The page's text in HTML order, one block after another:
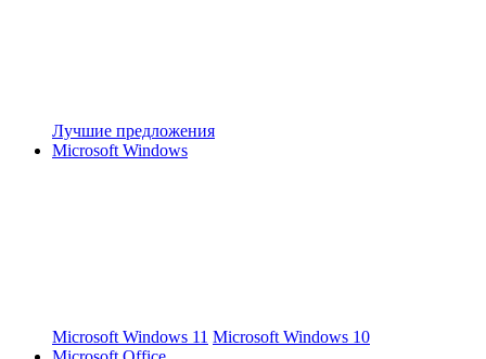
Лучшие предложения
Microsoft Windows
Microsoft Windows 11 Microsoft Windows 10